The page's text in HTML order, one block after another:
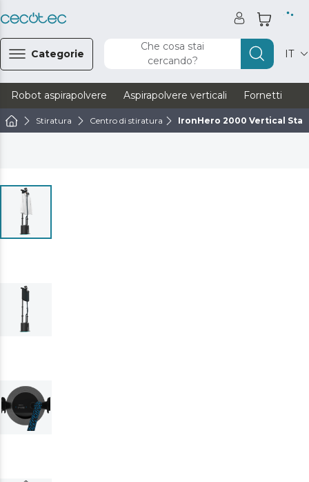
Categorie
Che cosa stai
cercando?
IT
Robot aspirapolvere Aspirapolvere verticali Fornetti
Stiratura Centro di stiratura IronHero 2000 Vertical